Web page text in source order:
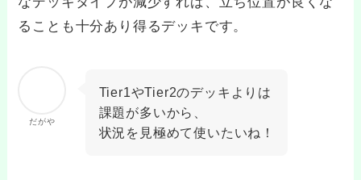
ることも十分あり得るデッキです。
だがや
Tier1やTier2のデッキよりは
課題が多いから、
状況を見極めて使いたいね！